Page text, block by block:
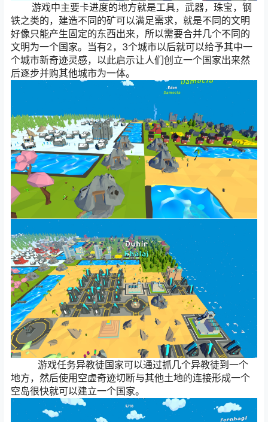
游戏中主要卡进度的地方就是工具，武器，珠宝，钢
铁之类的，建造不同的矿可以满足需求，就是不同的文明
好像只能产生固定的东西出来，所以需要合并几个不同的
文明为一个国家。当有2，3个城市以后就可以给予其中一
个城市新奇迹灵感，以此启示让人们创立一个国家出来然
后逐步并购其他城市为一体。
游戏任务异教徒国家可以通过抓几个异教徒到一个
地方，然后使用空虚奇迹切断与其他土地的连接形成一个
空岛很快就可以建立一个国家。